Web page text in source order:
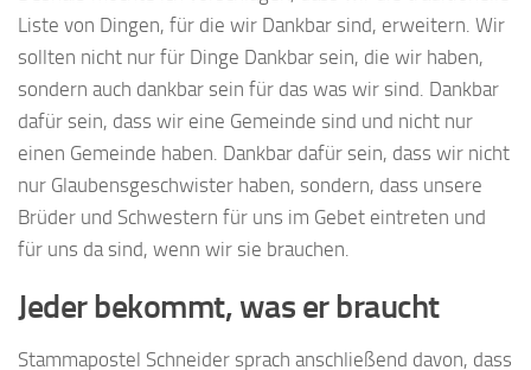
Liste von Dingen, für die wir Dankbar sind, erweitern. Wir
sollten nicht nur für Dinge Dankbar sein, die wir haben,
sondern auch dankbar sein für das was wir sind. Dankbar
dafür sein, dass wir eine Gemeinde sind und nicht nur
einen Gemeinde haben. Dankbar dafür sein, dass wir nicht
nur Glaubensgeschwister haben, sondern, dass unsere
Brüder und Schwestern für uns im Gebet eintreten und
für uns da sind, wenn wir sie brauchen.
Jeder bekommt, was er braucht
Stammapostel Schneider sprach anschließend davon, dass